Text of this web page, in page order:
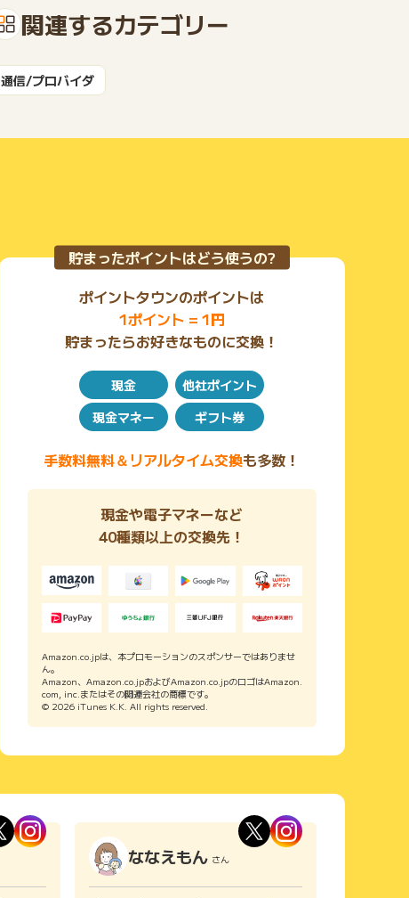
・KDDIグループ
・通信事業35年以上の実績
※1 5G SA対応の「ギガ放題プラスS」プランでデータ
関連するカテゴリー
通信/プロバイダ
貯まったポイントはどう使うの?
ポイントタウンのポイントは
1ポイント = 1円
貯まったらお好きなものに交換！
現金
他社ポイント
現金マネー
ギフト券
手数料無料＆リアルタイム交換も多数！
現金や電子マネーなど
40種類以上の交換先！
Amazon.co.jpは、本プロモーションのスポンサーではありませ
ん。
Amazon、Amazon.co.jpおよびAmazon.co.jpのロゴはAmazon.
com, inc.またはその関連会社の商標です。
© 2026 iTunes K.K. All rights reserved.
ななえもん さん